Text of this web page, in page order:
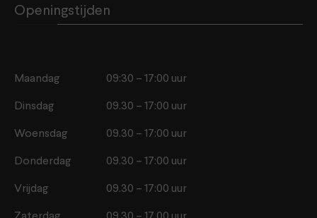
Openingstijden
Maandag 09:30 – 17:00 uur
Dinsdag 09.30 – 17:00 uur
Woensdag 09.30 – 17:00 uur
Donderdag 09.30 – 17:00 uur
Vrijdag 09.30 – 17:00 uur